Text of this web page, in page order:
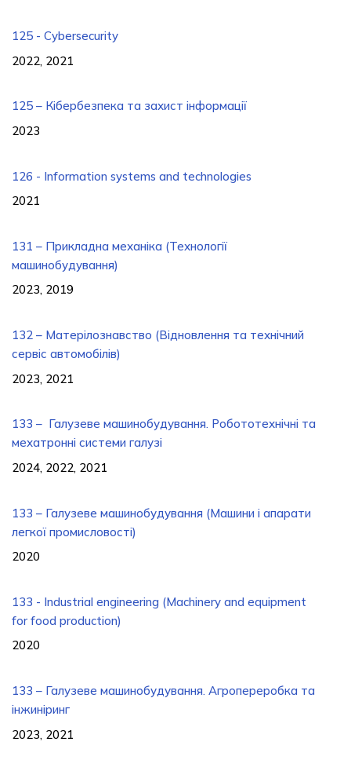
125 - Cybersecurity
2022, 2021
125 – Кібербезпека та захист інформації
2023
126 - Information systems and technologies
2021
131 – Прикладна механіка (Технології
машинобудування)
2023, 2019
132 – Матерілознавство (Відновлення та технічний
сервіс автомобілів)
2023, 2021
133 – Галузеве машинобудування. Робототехнічні та
мехатронні системи галузі
2024, 2022, 2021
133 – Галузеве машинобудування (Машини і апарати
легкої промисловості)
2020
133 - Industrial engineering (Machinery and equipment
for food production)
2020
133 – Галузеве машинобудування. Агропереробка та
інжиніринг
2023, 2021